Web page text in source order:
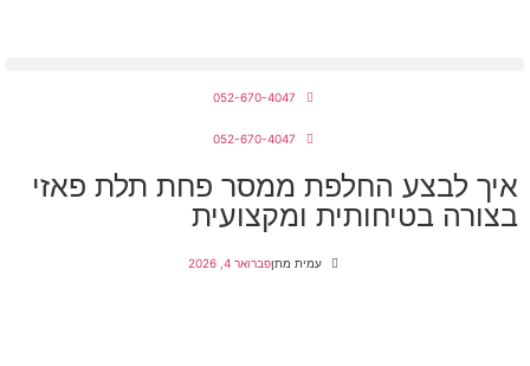
052-670-4047
052-670-4047
איך לבצע החלפת ממסר פחת תלת פאזי
בצורה בטיחותית ומקצועית
עמית מתןפברואר 4, 2026